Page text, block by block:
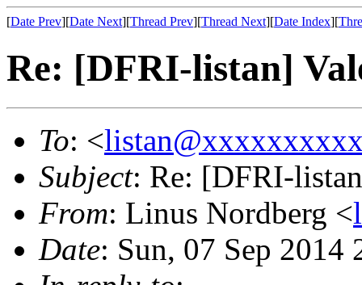
[Date Prev][Date Next][Thread Prev][Thread Next][Date Index][
Re: [DFRI-listan]
To: <
Subject: Re: [DFRI-
From: Linus Nordberg <
Date: Sun, 07 Sep 2014